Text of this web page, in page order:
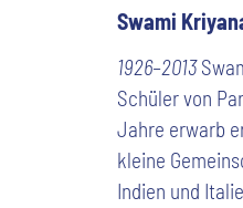
Swami
1926–2013
Schüler von
Jahre erwarb
kleine
Indien und